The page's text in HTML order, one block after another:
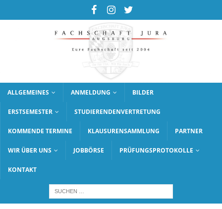
ALLGEMEINES ANMELDUNG BILDER
ERSTSEMESTER STUDIERENDENVERTRETUNG
KOMMENDE TERMINE KLAUSURENSAMMLUNG PARTNER
WIR ÜBER UNS JOBBÖRSE PRÜFUNGSPROTOKOLLE
KONTAKT